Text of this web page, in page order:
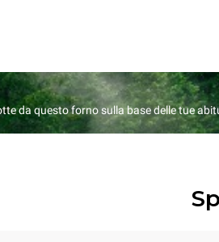
da questo forno sulla base delle tue